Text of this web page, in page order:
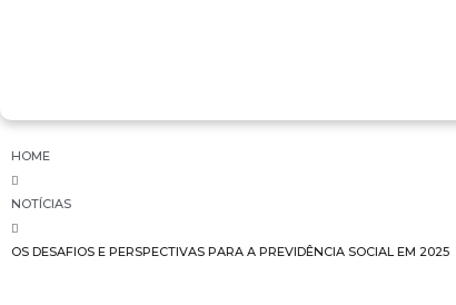
HOME
NOTÍCIAS
OS DESAFIOS E PERSPECTIVAS PARA A PREVIDÊNCIA SOCIAL EM 2025